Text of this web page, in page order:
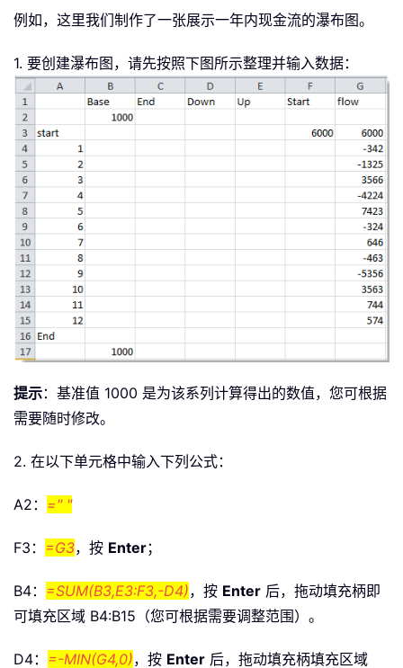
例如，这里我们制作了一张展示一年内现金流的瀑布图。
1. 要创建瀑布图，请先按照下图所示整理并输入数据：
提示：基准值 1000 是为该系列计算得出的数值，您可根据
需要随时修改。
2. 在以下单元格中输入下列公式：
A2： =" "
F3： =G3，按 Enter；
B4： =SUM(B3,E3:F3,-D4)，按 Enter 后，拖动填充柄即
可填充区域 B4:B15（您可根据需要调整范围）。
D4： =-MIN(G4,0)，按 Enter 后，拖动填充柄填充区域